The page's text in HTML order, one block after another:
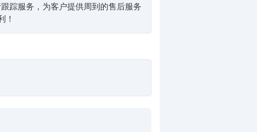
踪服务，为客户提供周到的售后服务
！